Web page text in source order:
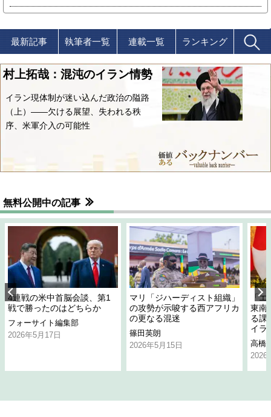
最新記事 執筆者一覧 連載一覧 ランキング
村上拓哉：混沌のイラン情勢
イラン現体制が迷い込んだ政治の隘路
（上）――欠ける展望、失われる秩
序、米軍介入の可能性
無料公開中の記事
4連戦の米中首脳会談、第1
戦で勝ったのはどちらか
フォーサイト編集部
2026年5月17日
マリ「ジハーディスト組織」
の攻勢が示唆する西アフリカ
の更なる混迷
篠田英朗
2026年5月15日
「
東南
る課
イラ
高橋
2026